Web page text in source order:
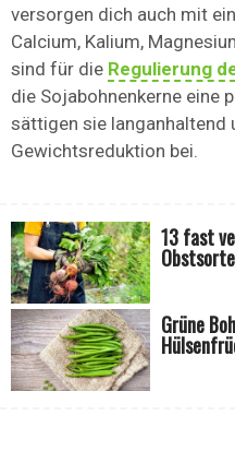
versorgen dich auch mit
Calcium, Kalium,
sind für die Regulierung
die Sojabohnenkerne eine
sättigen sie langanhaltend
Gewichtsreduktion bei.
13 fast
Grüne